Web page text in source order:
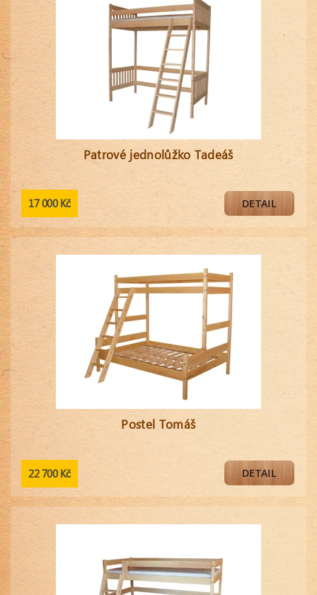
Patrové jednolůžko Tadeáš
17 000 Kč DETAIL
Postel Tomáš
22 700 Kč DETAIL